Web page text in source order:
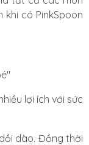
có PinkSpoon
lợi ích với sức
dào. Đồng thời